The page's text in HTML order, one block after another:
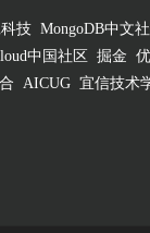
技 MongoDB中文
中国社区 掘金
AICUG 宜信技术